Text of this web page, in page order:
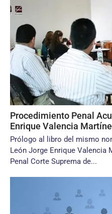
Procedimiento Penal
Enrique Valencia
Prólogo al libro del mismo
León Jorge Enrique Valencia
Penal Corte Suprema de...